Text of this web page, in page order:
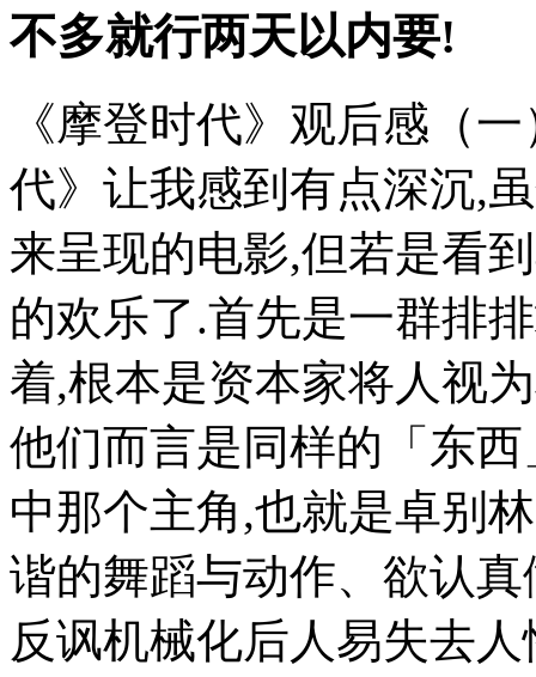
不多就行两天以内要!
《摩登时代》观后感（
代》让我感到有点深沉,
来呈现的电影,但若是看
的欢乐了.首先是一群排
着,根本是资本家将人视
他们而言是同样的「东
中那个主角,也就是卓别
谐的舞蹈与动作、欲认
反讽机械化后人易失去